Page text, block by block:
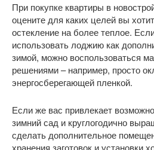
При покупке квартиры в
оцените для каких целей вы
остекление на более теплое.
использовать лоджию как
зимой, можно воспользоваться
решениями – например, просто
энергосберегающей пленкой.
Если же вас привлекает
зимний сад и круглогодично
сделать дополнительное
хранения заготовок и установки